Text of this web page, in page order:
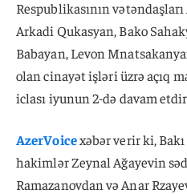
Respublikasının
Arkadi Qukasyan, Bako
Babayan, Levon
olan cinayət işləri üzrə açıq
iclası iyunun 2-də davam
AzerVoicexəbər verir ki,
hakimlər Zeynal Ağayevin
Ramazanovdan və Anar